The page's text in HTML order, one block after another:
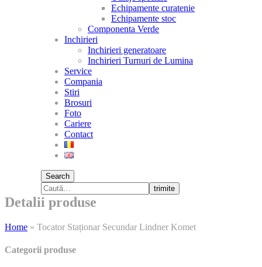
Echipamente curatenie
Echipamente stoc
Componenta Verde
Inchirieri
Inchirieri generatoare
Inchirieri Turnuri de Lumina
Service
Compania
Stiri
Brosuri
Foto
Cariere
Contact
Search
trimite
Detalii produse
Home » Tocator Staționar Secundar Lindner Komet
Categorii produse